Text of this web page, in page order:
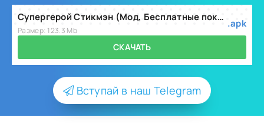
Супергерой Стикмэн (Мод, Бесплатные покупки) v2.2.1
Размер: 123.3 Mb
.apk
СКАЧАТЬ
Вступай в наш Telegram